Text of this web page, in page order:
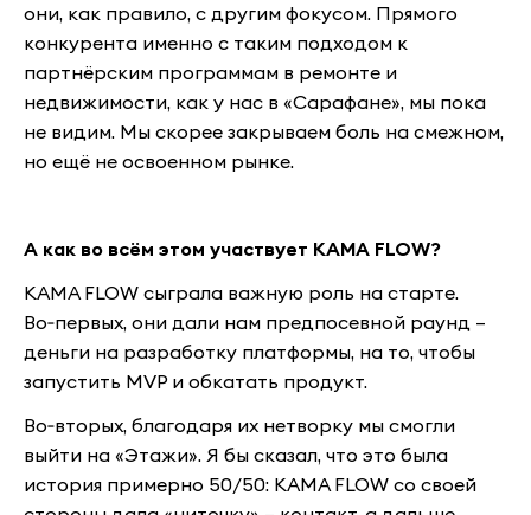
они, как правило, с другим фокусом. Прямого
конкурента именно с таким подходом к
партнёрским программам в ремонте и
недвижимости, как у нас в «Сарафане», мы пока
не видим. Мы скорее закрываем боль на смежном,
но ещё не освоенном рынке.
А как во всём этом участвует KAMA FLOW?
KAMA FLOW сыграла важную роль на старте.
Во‑первых, они дали нам предпосевной раунд –
деньги на разработку платформы, на то, чтобы
запустить MVP и обкатать продукт.
Во‑вторых, благодаря их нетворку мы смогли
выйти на «Этажи». Я бы сказал, что это была
история примерно 50/50: KAMA FLOW со своей